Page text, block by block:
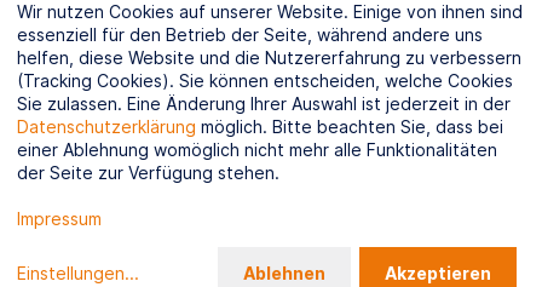
KOOPERATIONSPARTNER
© CMS-Verbund.de 2026
Wir nutzen Cookies auf unserer Website. Einige von ihnen sind
essenziell für den Betrieb der Seite, während andere uns
helfen, diese Website und die Nutzererfahrung zu verbessern
(Tracking Cookies). Sie können entscheiden, welche Cookies
Sie zulassen. Eine Änderung Ihrer Auswahl ist jederzeit in der
Datenschutzerklärung möglich. Bitte beachten Sie, dass bei
einer Ablehnung womöglich nicht mehr alle Funktionalitäten
der Seite zur Verfügung stehen.
Impressum
Einstellungen... Ablehnen Akzeptieren